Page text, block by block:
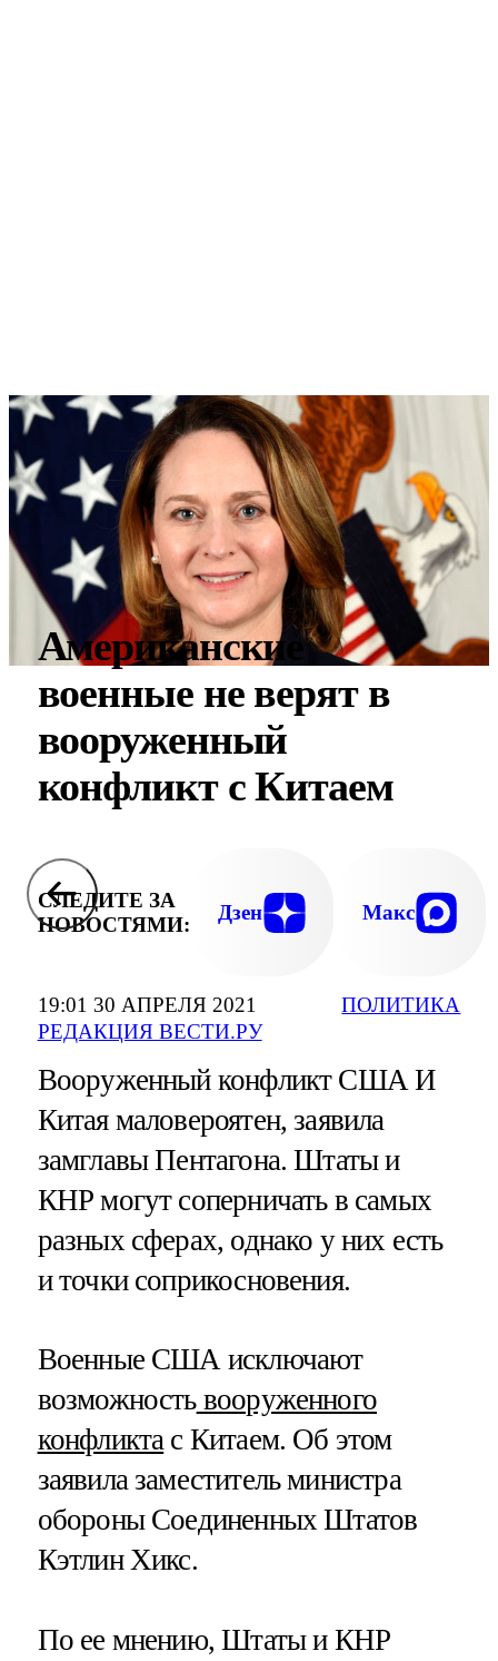
19:01 30 АПРЕЛЯ 2021
РЕДАКЦИЯ ВЕСТИ.РУ
ПОЛИТИКА
Американские
военные не верят в
вооруженный
конфликт с Китаем
СЛЕДИТЕ ЗА
НОВОСТЯМИ:
Дзен Макс
Вооруженный конфликт США И
Китая маловероятен, заявила
замглавы Пентагона. Штаты и
КНР могут соперничать в самых
разных сферах, однако у них есть
и точки соприкосновения.
Военные США исключают
возможностьвооруженного
конфликтас Китаем. Об этом
заявила заместитель министра
обороны Соединенных Штатов
Кэтлин Хикс.
По ее мнению, Штаты и КНР